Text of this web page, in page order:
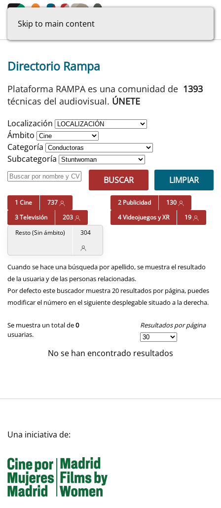
Skip to main content
Directorio Rampa
Plataforma RAMPA es una comunidad de 1393
técnicas del audiovisual. ÚNETE
Localización
Ámbito
Categoría
Subcategoría
BUSCAR
LIMPIAR
1 Cine 737 2 Publicidad
130
3 Televisión
203 4 Videojuegos y XR
19
Resto (Sin ámbito)
304
Cuando se hace una búsqueda por apellido, se muestra el resultado
de la usuaria y de las personas relacionadas.
Por defecto este buscador muestra 20 resultados por página, puedes
modificar el número en el siguiente desplegable situado a la derecha.
Se muestra un total de0
usuarias.
Resultados por página
No se han encontrado resultados
Una iniciativa de: